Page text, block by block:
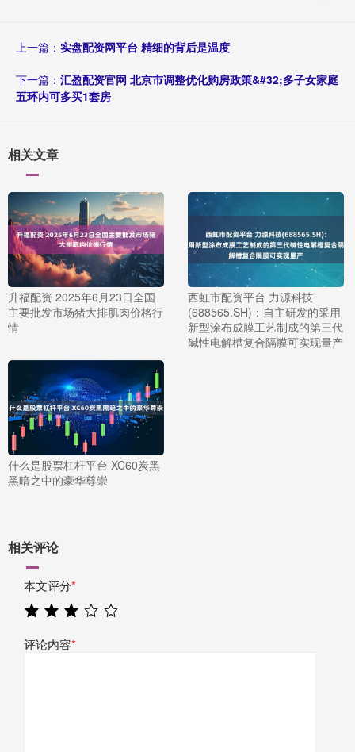
上一篇： 实盘配资网平台 精细的背后是温度
下一篇： 汇盈配资官网 北京市调整优化购房政策&#32;多子女家庭
五环内可多买1套房
相关文章
升福配资 2025年6月23日全国
主要批发市场猪大排肌肉价格行
情
西虹市配资平台 力源科技
(688565.SH)：自主研发的采用
新型涂布成膜工艺制成的第三代
碱性电解槽复合隔膜可实现量产
什么是股票杠杆平台 XC60炭黑
黑暗之中的豪华尊崇
相关评论
本文评分*
评论内容*